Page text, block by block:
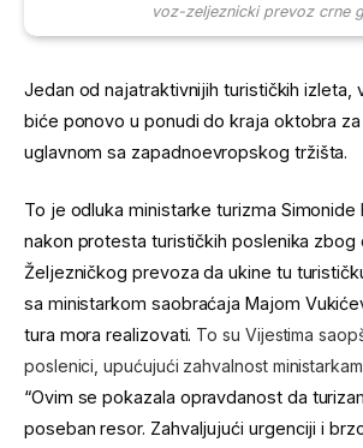
voz-zeljeznicki prevoz crne
Jedan od najatraktivnijih turističkih izleta,
biće ponovo u ponudi do kraja oktobra za
uglavnom sa zapadnoevropskog tržišta.
To je odluka ministarke turizma Simonide
nakon protesta turističkih poslenika zbog
Željezničkog prevoza da ukine tu
sa ministarkom saobraćaja Majom
tura mora realizovati. To su Vijestima
poslenici, upućujući zahvalnost
“Ovim se pokazala opravdanost da
poseban resor. Zahvaljujući urgenciji i